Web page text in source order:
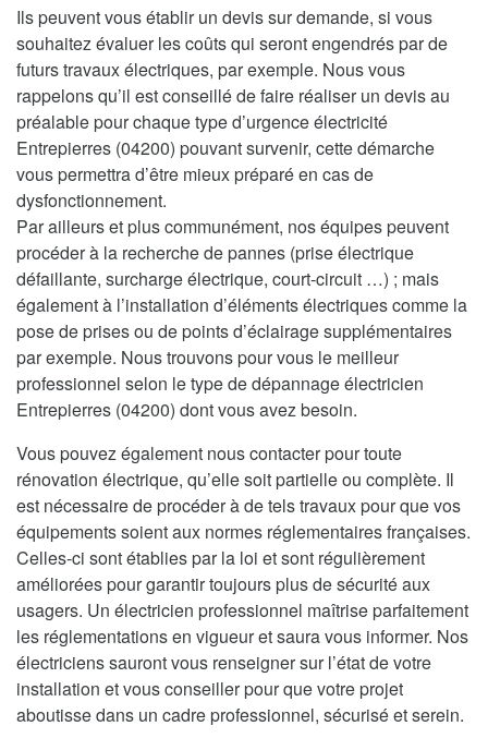
Ils peuvent vous établir un devis sur demande, si vous
souhaitez évaluer les coûts qui seront engendrés par de
futurs travaux électriques, par exemple. Nous vous
rappelons qu’il est conseillé de faire réaliser un devis au
préalable pour chaque type d’urgence électricité
Entrepierres (04200) pouvant survenir, cette démarche
vous permettra d’être mieux préparé en cas de
dysfonctionnement.
Par ailleurs et plus communément, nos équipes peuvent
procéder à la recherche de pannes (prise électrique
défaillante, surcharge électrique, court-circuit …) ; mais
également à l’installation d’éléments électriques comme la
pose de prises ou de points d’éclairage supplémentaires
par exemple. Nous trouvons pour vous le meilleur
professionnel selon le type de dépannage électricien
Entrepierres (04200) dont vous avez besoin.
Vous pouvez également nous contacter pour toute
rénovation électrique, qu’elle soit partielle ou complète. Il
est nécessaire de procéder à de tels travaux pour que vos
équipements soient aux normes réglementaires françaises.
Celles-ci sont établies par la loi et sont régulièrement
améliorées pour garantir toujours plus de sécurité aux
usagers. Un électricien professionnel maîtrise parfaitement
les réglementations en vigueur et saura vous informer. Nos
électriciens sauront vous renseigner sur l’état de votre
installation et vous conseiller pour que votre projet
aboutisse dans un cadre professionnel, sécurisé et serein.